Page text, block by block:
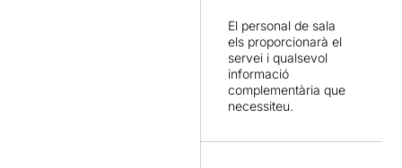
El personal de sala
els proporcionarà el
servei i qualsevol
informació
complementària que
necessiteu.